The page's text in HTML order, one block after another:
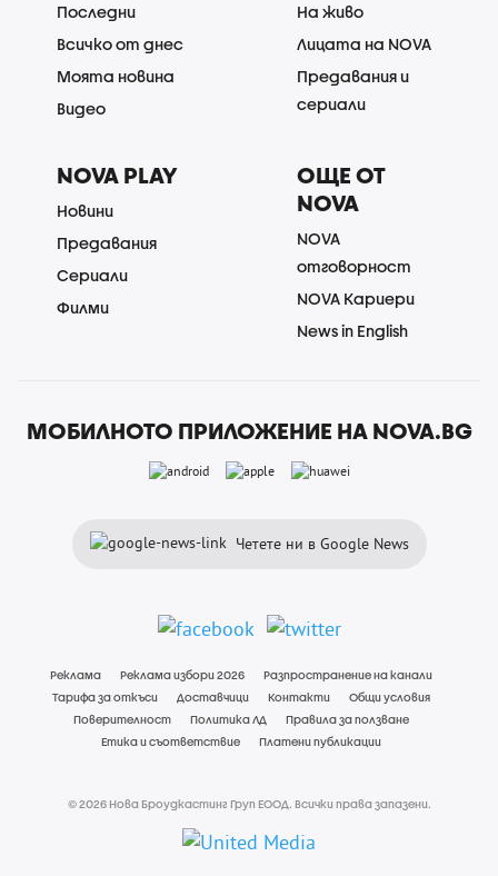
Последни
Всичко от днес
Моята новина
Видео
На живо
Лицата на NOVA
Предавания и
сериали
NOVA PLAY
Новини
Предавания
Сериали
Филми
ОЩЕ ОТ
NOVA
NOVA
отговорност
NOVA Кариери
News in English
МОБИЛНОТО ПРИЛОЖЕНИЕ НА NOVA.BG
Четете ни в Google News
Реклама Реклама избори 2026
Разпространение на канали
Тарифа за откъси
Доставчици Контакти
Общи условия
Поверителност
Политика ЛД
Правила за ползване
Етика и съответствие
Платени публикации
© 2026 Нова Броудкастинг Груп ЕООД. Всички права запазени.